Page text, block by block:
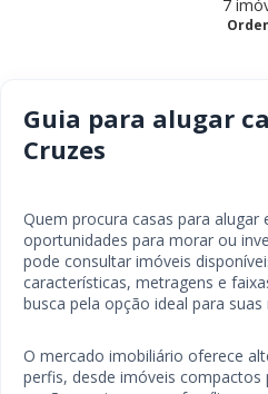
Situação do
Imóvel [+]
Padrão
do Imóvel
[+]
7
Guia para alugar
Cruzes
Quem procura casas para alugar
oportunidades para morar ou
pode consultar imóveis
características, metragens e
busca pela opção ideal para suas
O mercado imobiliário oferece
perfis, desde imóveis compactos